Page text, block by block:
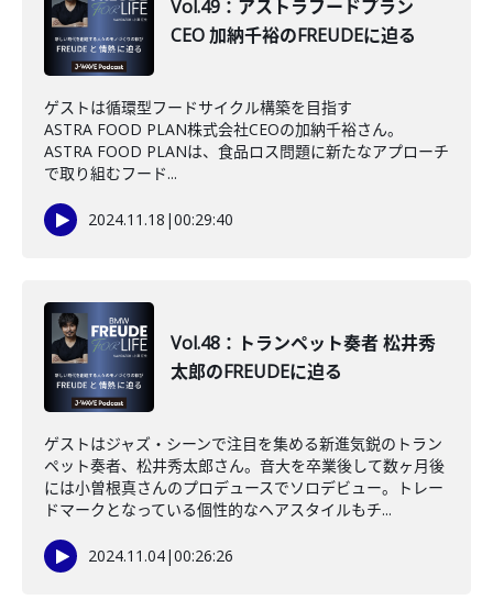
Vol.49：アストラフードプラン
CEO 加納千裕のFREUDEに迫る
ゲストは循環型フードサイクル構築を目指す
ASTRA FOOD PLAN株式会社CEOの加納千裕さん。
ASTRA FOOD PLANは、食品ロス問題に新たなアプローチ
で取り組むフード...
2024.11.18 |00:29:40
Vol.48：トランペット奏者 松井秀
太郎のFREUDEに迫る
ゲストはジャズ・シーンで注目を集める新進気鋭のトラン
ペット奏者、松井秀太郎さん。音大を卒業後して数ヶ月後
には小曽根真さんのプロデュースでソロデビュー。トレー
ドマークとなっている個性的なヘアスタイルもチ...
2024.11.04|00:26:26